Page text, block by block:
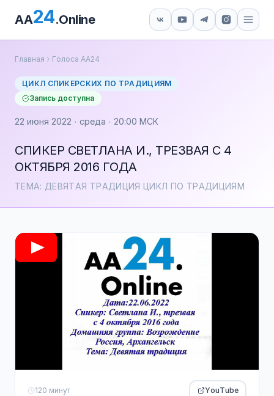
AA24.Online
Главная Голоса АА24
ЦИКЛ СПИКЕРСКИХ ПО ТРАДИЦИЯМ
Запись доступна
22 июня 2022 · среда · 20:00 МСК
СПИКЕР СВЕТЛАНА И., ТРЕЗВАЯ С 4
ОКТЯБРЯ 2016 ГОДА
ТЕМА: ДЕВЯТАЯ ТРАДИЦИЯ ЦИКЛ ПО ТРАДИЦИЯМ
120 минут YouTube